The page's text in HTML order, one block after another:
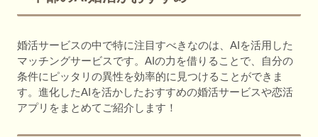
婚活サービスの中で特に注目すべきなのは、AIを活用した
マッチングサービスです。AIの力を借りることで、自分の
条件にピッタリの異性を効率的に見つけることができま
す。進化したAIを活かしたおすすめの婚活サービスや恋活
アプリをまとめてご紹介します！